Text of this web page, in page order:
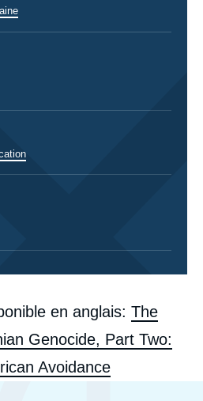
en anglais: The
Genocide, Part Two:
Avoidance